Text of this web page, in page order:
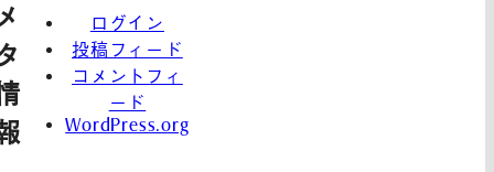
ログイン
投稿フィード
コメントフィ
ード
WordPress.org